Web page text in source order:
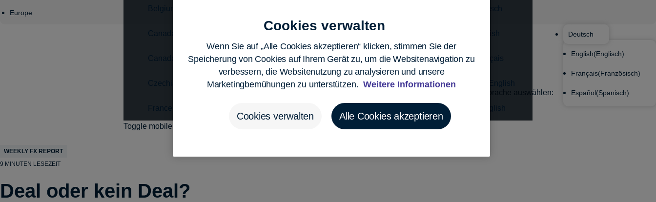
Belgium - Français
Canada - English
Canada - Français
Czechia - Čeština
France - Français
Luxembourg - Français
Malta - English
Netherlands - English
Switzerland - English
Switzerland - Français
United Kingdom - English
United States - English
Toggle mobile menu
Europe
Sprache auswählen:
Deutsch
English(Englisch)
Français(Französisch)
Español(Spanisch)
WEEKLY FX REPORT
9 MINUTEN LESEZEIT
Deal oder kein Deal?
Cookies verwalten
Wenn Sie auf „Alle Cookies akzeptieren“ klicken, stimmen Sie der
Speicherung von Cookies auf Ihrem Gerät zu, um die Websitenavigation zu
verbessern, die Websitenutzung zu analysieren und unsere
Marketingbemühungen zu unterstützen. Weitere Informationen
Cookies verwalten Alle Cookies akzeptieren